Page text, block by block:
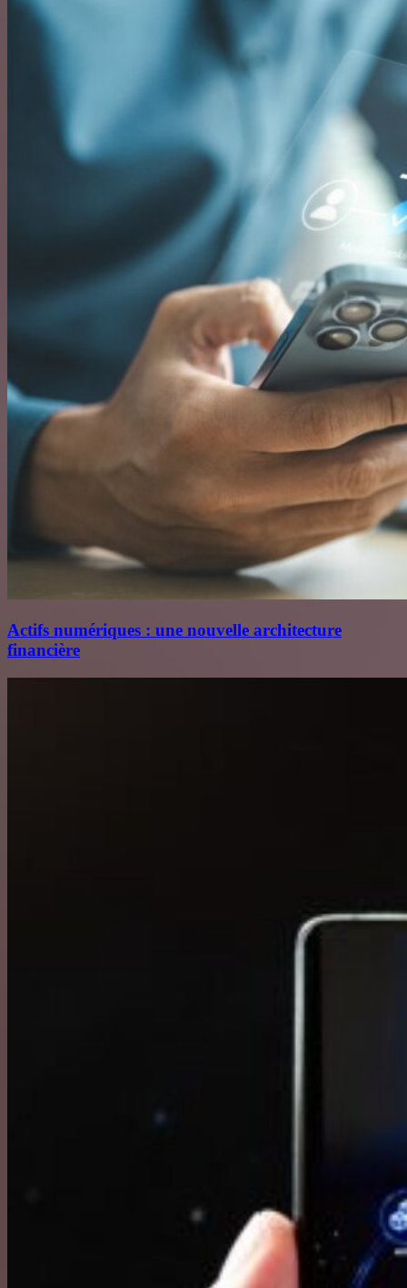
Actifs numériques : une nouvelle architecture
financière